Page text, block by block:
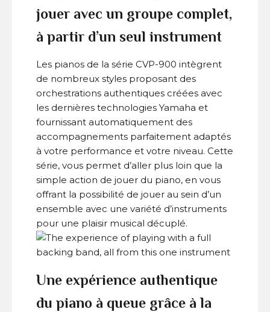
jouer avec un groupe complet,
à partir d’un seul instrument
Les pianos de la série CVP-900 intègrent
de nombreux styles proposant des
orchestrations authentiques créées avec
les dernières technologies Yamaha et
fournissant automatiquement des
accompagnements parfaitement adaptés
à votre performance et votre niveau. Cette
série, vous permet d’aller plus loin que la
simple action de jouer du piano, en vous
offrant la possibilité de jouer au sein d’un
ensemble avec une variété d’instruments
pour une plaisir musical décuplé.
Une expérience authentique
du piano à queue grâce à la